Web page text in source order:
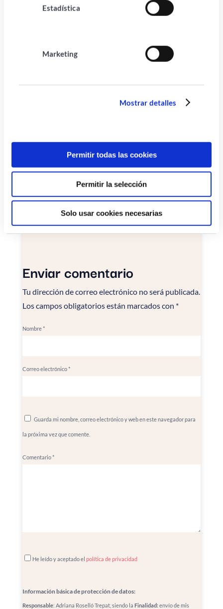
Estadística
Marketing
Mostrar detalles
Permitir todas las cookies
Permitir la selección
Solo usar cookies necesarias
importante del proceso de contratación y puede
integraciónde nuevos
empleados a comprender mejor la cultura y las
expectativas de la empresa, así como a familiarizarse
onboarding puede ayudar a los empleados a sentirse
más cómodos y preparados para su trabajo, lo que
artformacion
os acompañamos a la definición de
Enviar comentario
Tu dirección de correo electrónico no será publicada.
Los campos obligatorios están marcados con *
Nombre*
Correo electrónico*
Guarda mi nombre, correo electrónico y web en este navegador para
la próxima vez que comente.
Comentario*
He leído y aceptado el política de privacidad
Información básica de protección de datos:
Responsable: Adriana Roselló Trepat, siendo la Finalidad: envío de mis